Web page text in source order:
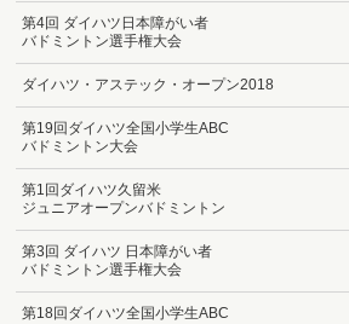
第4回 ダイハツ日本障がい者
バドミントン選手権大会
ダイハツ・アステック・オープン2018
第19回ダイハツ全国小学生ABC
バドミントン大会
第1回ダイハツ久留米
ジュニアオープンバドミントン
第3回 ダイハツ 日本障がい者
バドミントン選手権大会
第18回ダイハツ全国小学生ABC